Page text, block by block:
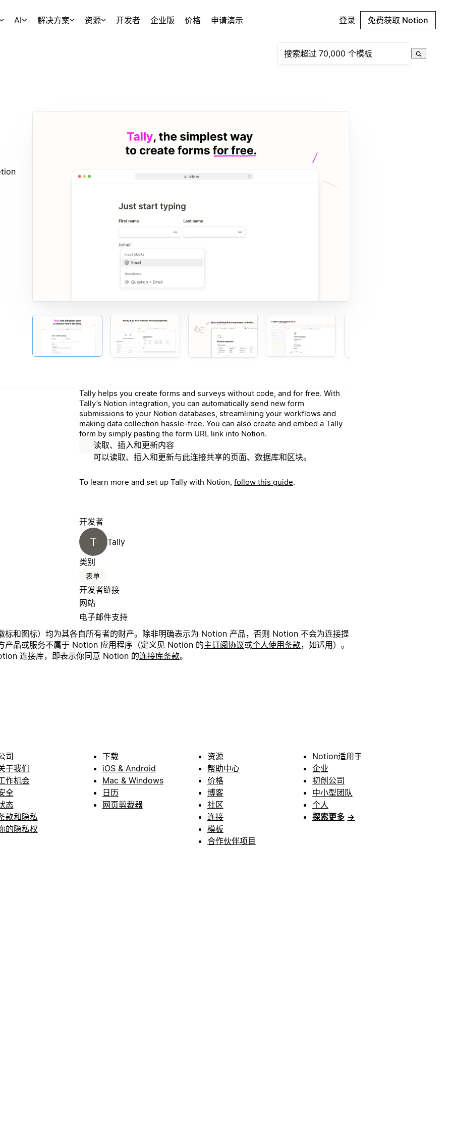
AI 解决方案 资源 开发者 企业版 价格 申请演示 登录 免费获取 Notion
Tally helps you create forms and surveys without code, and for free. With
Tally’s Notion integration, you can automatically send new form
submissions to your Notion databases, streamlining your workflows and
making data collection hassle-free. You can also create and embed a Tally
form by simply pasting the form URL link into Notion.
读取、插入和更新内容
可以读取、插入和更新与此连接共享的页面、数据库和区块。
To learn more and set up Tally with Notion, follow this guide.
开发者
T
Tally
类别
表单
开发者链接
网站
电子邮件支持
标和图标）均为其各自所有者的财产。除非明确表示为 Notion 产品，否则 Notion 不会为连接提
产品或服务不属于 Notion 应用程序（定义见 Notion 的主订阅协议或个人使用条款，如适用）。
连接库，即表示你同意 Notion 的连接库条款。
司
于我们
作机会
全
态
款和隐私
的隐私权
下载
iOS & Android
Mac & Windows
日历
网页剪裁器
资源
帮助中心
价格
博客
社区
连接
模板
合作伙伴项目
Notion适用于
企业
初创公司
中小型团队
个人
探索更多 →